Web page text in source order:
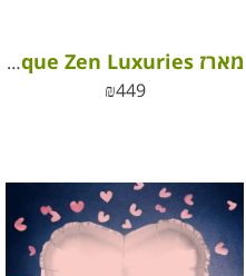
מארז Boutique Zen Luxuries – חוויה מושלמת של איכות ונעימות
₪449